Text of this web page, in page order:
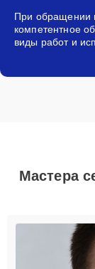
При обращении
компетентное
виды работ и
Мастера